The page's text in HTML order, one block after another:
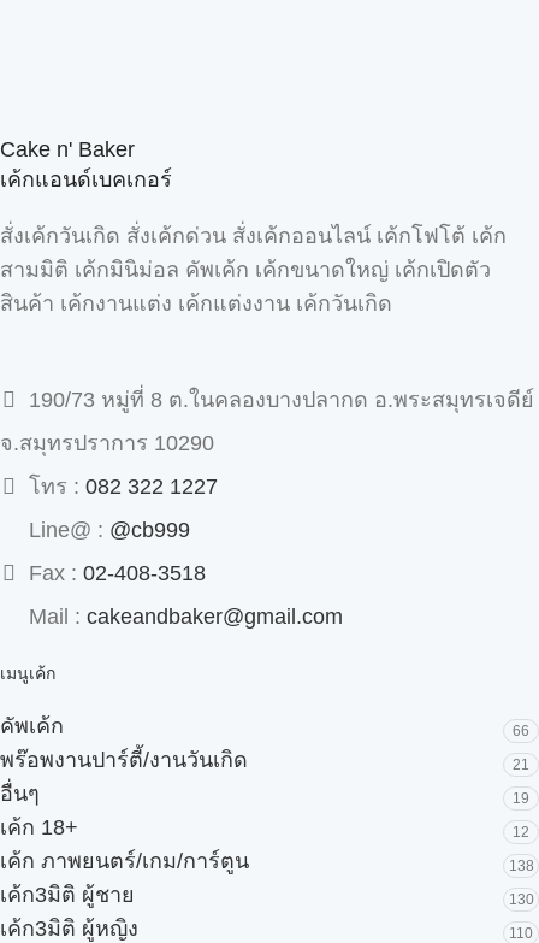
Cake n' Baker
เค้กแอนด์เบคเกอร์
สั่งเค้กวันเกิด สั่งเค้กด่วน สั่งเค้กออนไลน์ เค้กโฟโต้ เค้ก
สามมิติ เค้กมินิม่อล คัพเค้ก เค้กขนาดใหญ่ เค้กเปิดตัว
สินค้า เค้กงานแต่ง เค้กแต่งงาน เค้กวันเกิด
190/73 หมู่ที่ 8 ต.ในคลองบางปลากด อ.พระสมุทรเจดีย์
จ.สมุทรปราการ 10290
โทร : 082 322 1227
Line@ : @cb999
Fax : 02-408-3518
Mail : cakeandbaker@gmail.com
เมนูเค้ก
คัพเค้ก 66
พร๊อพงานปาร์ตี้/งานวันเกิด 21
อื่นๆ 19
เค้ก 18+ 12
เค้ก ภาพยนตร์/เกม/การ์ตูน 138
เค้ก3มิติ ผู้ชาย 130
เค้ก3มิติ ผู้หญิง 110